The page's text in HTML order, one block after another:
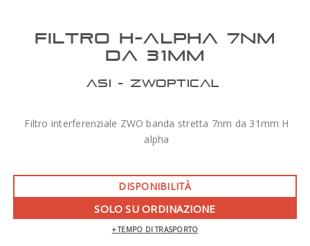
FILTRO H-ALPHA 7NM
DA 31MM
ASI - ZWOPTICAL
Filtro interferenziale ZWO banda stretta 7nm da 31mm H
alpha
DISPONIBILITÀ
SOLO SU ORDINAZIONE
+ TEMPO DI TRASPORTO